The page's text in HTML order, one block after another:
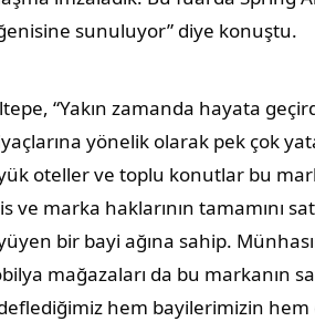
sunuluyor” diye konuştu.
“Yakın zamanda hayata
yönelik olarak pek çok
oteller ve toplu konutlar bu
ve marka haklarının tamamını
bir bayi ağına sahip.
mağazaları da bu markanın
hem bayilerimizin